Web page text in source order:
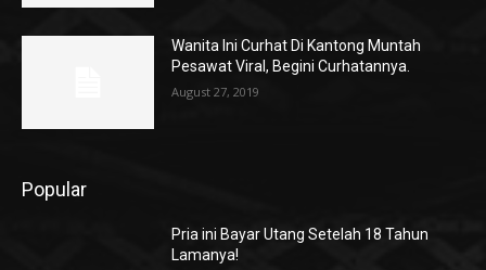
Wanita Ini Curhat Di Kantong Muntah
Pesawat Viral, Begini Curhatannya.
August 27, 2019
Popular
Pria ini Bayar Utang Setelah 18 Tahun
Lamanya!